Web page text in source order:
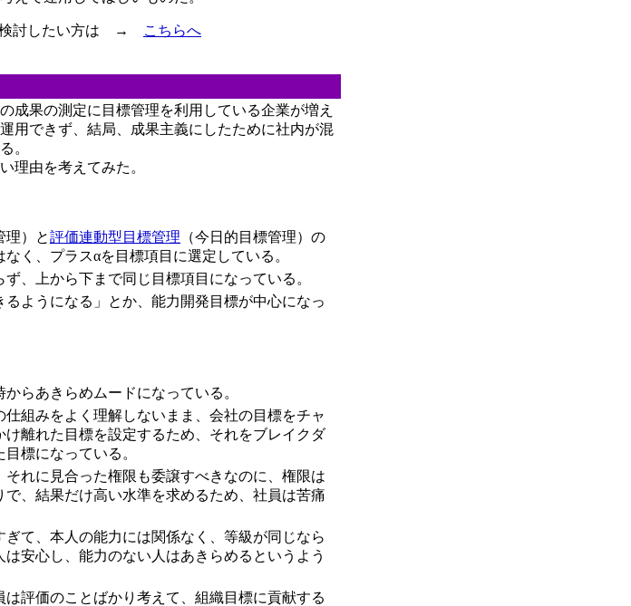
検討したい方は → こちらへ
果の測定に目標管理を利用している企業が増え
用できず、結局、成果主義にしたために社内が混
。
理由を考えてみた。
理）と評価連動型目標管理 （今日的目標管理）の
く、プラスαを目標項目に選定している。
、上から下まで同じ目標項目になっている。
ようになる」とか、能力開発目標が中心になっ
らあきらめムードになっている。
仕組みをよく理解しないまま、会社の目標をチャ
離れた目標を設定するため、それをブレイクダ
標になっている。
れに見合った権限も委譲すべきなのに、権限は
、結果だけ高い水準を求めるため、社員は苦痛
て、本人の能力には関係なく、等級が同じなら
安心し、能力のない人はあきらめるというよう
評価のことばかり考えて、組織目標に貢献する